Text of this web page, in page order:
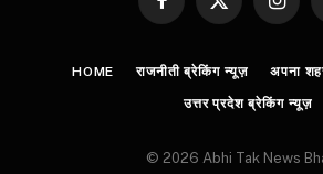
Facebook
X
HOME राजनीती ब्रेकिंग न्यूज़ अपना
उत्तर प्रदेश ब्रेकिंग न्यूज़
© 2026 Abhi Tak News